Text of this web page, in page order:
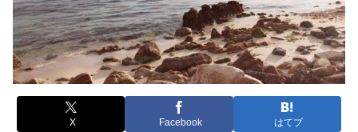
X Facebook はてブ